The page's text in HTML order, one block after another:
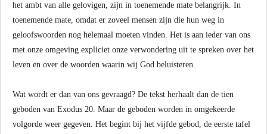
het ambt van alle gelovigen, zijn in toenemende mate belangrijk. In
toenemende mate, omdat er zoveel mensen zijn die hun weg in
geloofswoorden nog helemaal moeten vinden. Het is aan ieder van ons
met onze omgeving expliciet onze verwondering uit te spreken over het
leven en over de woorden waarin wij God beluisteren.
Wat wordt er dan van ons gevraagd? De tekst herhaalt dan de tien
geboden van Exodus 20. Maar de geboden worden in omgekeerde
volgorde weer gegeven. Het begint bij het vijfde gebod, de eerste tafel